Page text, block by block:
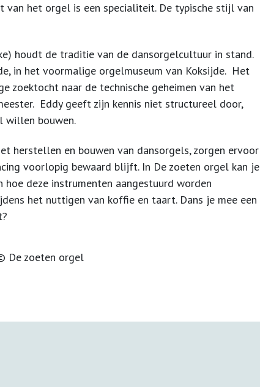
van het orgel is een specialiteit. De typische stijl van
houdt de traditie van de dansorgelcultuur in stand.
in het voormalige orgelmuseum van Koksijde. Het
zoektocht naar de technische geheimen van het
Eddy geeft zijn kennis niet structureel door,
willen bouwen.
herstellen en bouwen van dansorgels, zorgen ervoor
voorlopig bewaard blijft. In De zoeten orgel kan je
deze instrumenten aangestuurd worden
het nuttigen van koffie en taart. Dans je mee een
De zoeten orgel